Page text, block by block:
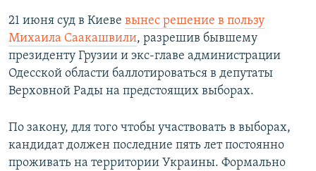
21 июня суд в Киеве вынес решение в пользу
Михаила Саакашвили, разрешив бывшему
президенту Грузии и экс-главе администрации
Одесской области баллотироваться в депутаты
Верховной Рады на предстоящих выборах.
По закону, для того чтобы участвовать в выборах,
кандидат должен последние пять лет постоянно
проживать на территории Украины. Формально